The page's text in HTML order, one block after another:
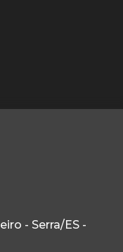
- Serra/ES -